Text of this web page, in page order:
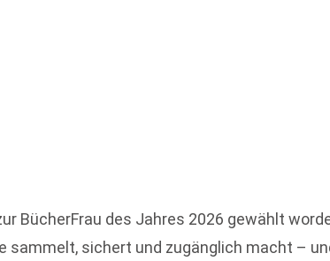
BücherFrau des Jahres 2026 gewählt
sichert und zugänglich macht –